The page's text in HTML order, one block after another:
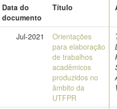
Data do
documento
Título
Jul-2021
Orientações
para elaboração
de trabalhos
acadêmicos
produzidos no
âmbito da
UTFPR